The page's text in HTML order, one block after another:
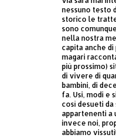
nessuno testo
storico le
sono
nella nostra
capita anche di
magari
più prossimo)
di vivere di
bambini, di
fa. Usi, modi e
così desueti da
appartenenti a
invece noi,
abbiamo